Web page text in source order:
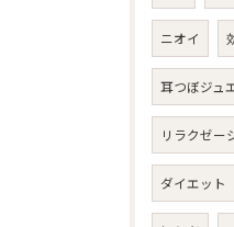
ニオイ
耳つぼジュ
リラクゼー
ダイエット